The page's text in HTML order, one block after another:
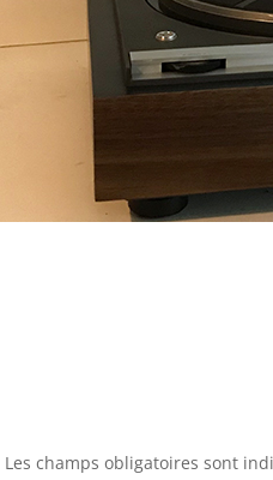
Les champs obligatoires sont